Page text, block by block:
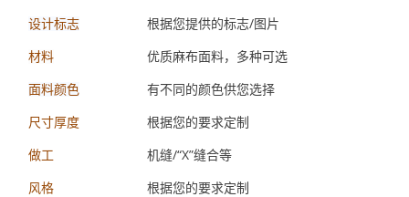
设计标志 根据您提供的标志/图片
材料 优质麻布面料，多种可选
面料颜色 有不同的颜色供您选择
尺寸厚度 根据您的要求定制
做工 机缝/“X”缝合等
风格 根据您的要求定制